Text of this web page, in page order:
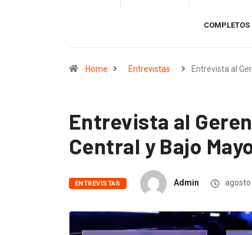
COMPLETOS
Home Entrevistas Entrevista al
Entrevista al
Central y Bajo
ENTREVISTAS Admin agosto